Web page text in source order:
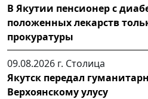
В Якутии пенсионер с
положенных лекарств
прокуратуры
09.08.2026 г. Столица
Якутск передал
Верхоянскому улусу